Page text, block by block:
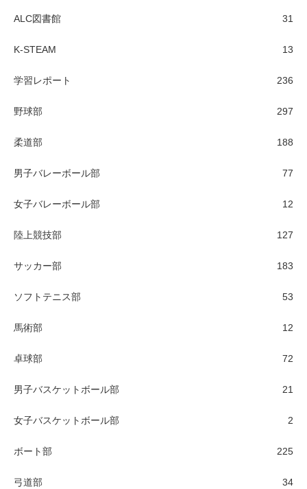
ALC図書館 31
K-STEAM 13
学習レポート 236
野球部 297
柔道部 188
男子バレーボール部 77
女子バレーボール部 12
陸上競技部 127
サッカー部 183
ソフトテニス部 53
馬術部 12
卓球部 72
男子バスケットボール部 21
女子バスケットボール部 2
ボート部 225
弓道部 34